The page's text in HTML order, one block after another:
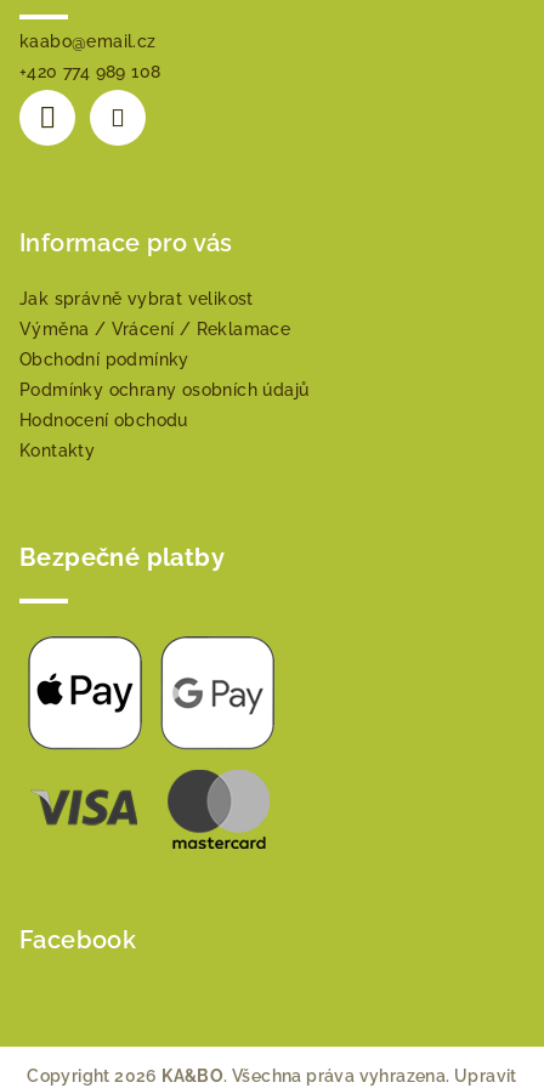
kaabo@email.cz
+420 774 989 108
Informace pro vás
Jak správně vybrat velikost
Výměna / Vrácení / Reklamace
Obchodní podmínky
Podmínky ochrany osobních údajů
Hodnocení obchodu
Kontakty
Bezpečné platby
Facebook
Copyright 2026 KA&BO. Všechna práva vyhrazena. Upravit